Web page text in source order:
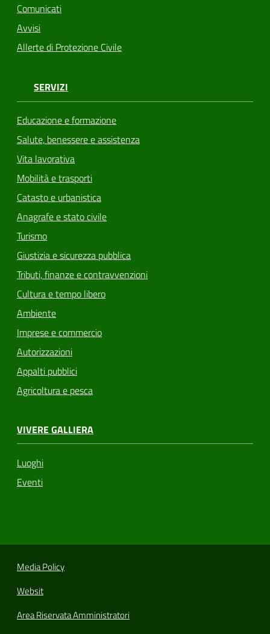
Comunicati
Avvisi
Allerte di Protezione Civile
SERVIZI
Educazione e formazione
Salute, benessere e assistenza
Vita lavorativa
Mobilità e trasporti
Catasto e urbanistica
Anagrafe e stato civile
Turismo
Giustizia e sicurezza pubblica
Tributi, finanze e contravvenzioni
Cultura e tempo libero
Ambiente
Imprese e commercio
Autorizzazioni
Appalti pubblici
Agricoltura e pesca
VIVERE GALLIERA
Luoghi
Eventi
Media Policy
Websit
Area Riservata Amministratori